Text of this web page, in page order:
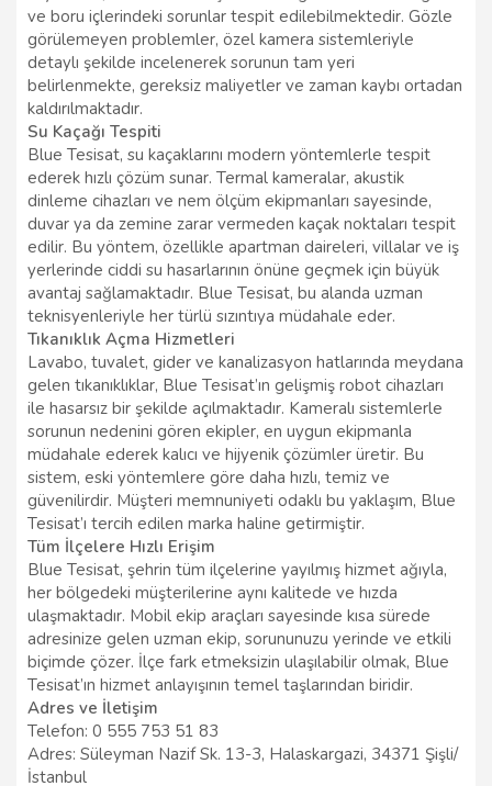
ve boru içlerindeki sorunlar tespit edilebilmektedir. Gözle
görülemeyen problemler, özel kamera sistemleriyle
detaylı şekilde incelenerek sorunun tam yeri
belirlenmekte, gereksiz maliyetler ve zaman kaybı ortadan
kaldırılmaktadır.
Su Kaçağı Tespiti
Blue Tesisat, su kaçaklarını modern yöntemlerle tespit
ederek hızlı çözüm sunar. Termal kameralar, akustik
dinleme cihazları ve nem ölçüm ekipmanları sayesinde,
duvar ya da zemine zarar vermeden kaçak noktaları tespit
edilir. Bu yöntem, özellikle apartman daireleri, villalar ve iş
yerlerinde ciddi su hasarlarının önüne geçmek için büyük
avantaj sağlamaktadır. Blue Tesisat, bu alanda uzman
teknisyenleriyle her türlü sızıntıya müdahale eder.
Tıkanıklık Açma Hizmetleri
Lavabo, tuvalet, gider ve kanalizasyon hatlarında meydana
gelen tıkanıklıklar, Blue Tesisat’ın gelişmiş robot cihazları
ile hasarsız bir şekilde açılmaktadır. Kameralı sistemlerle
sorunun nedenini gören ekipler, en uygun ekipmanla
müdahale ederek kalıcı ve hijyenik çözümler üretir. Bu
sistem, eski yöntemlere göre daha hızlı, temiz ve
güvenilirdir. Müşteri memnuniyeti odaklı bu yaklaşım, Blue
Tesisat’ı tercih edilen marka haline getirmiştir.
Tüm İlçelere Hızlı Erişim
Blue Tesisat, şehrin tüm ilçelerine yayılmış hizmet ağıyla,
her bölgedeki müşterilerine aynı kalitede ve hızda
ulaşmaktadır. Mobil ekip araçları sayesinde kısa sürede
adresinize gelen uzman ekip, sorununuzu yerinde ve etkili
biçimde çözer. İlçe fark etmeksizin ulaşılabilir olmak, Blue
Tesisat’ın hizmet anlayışının temel taşlarından biridir.
Adres ve İletişim
Telefon: 0 555 753 51 83
Adres: Süleyman Nazif Sk. 13-3, Halaskargazi, 34371 Şişli/
İstanbul